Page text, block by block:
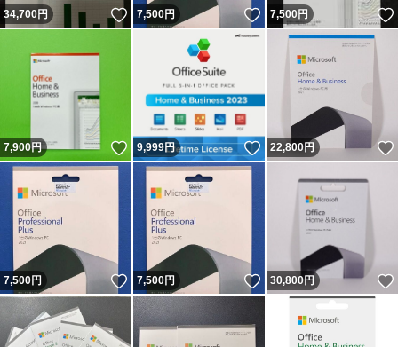
34,700円 いいね！
7,500円 いいね！
7,500円
7,900円 いいね！
9,999円 いいね！
22,800円
7,500円 いいね！
7,500円 いいね！
30,800円